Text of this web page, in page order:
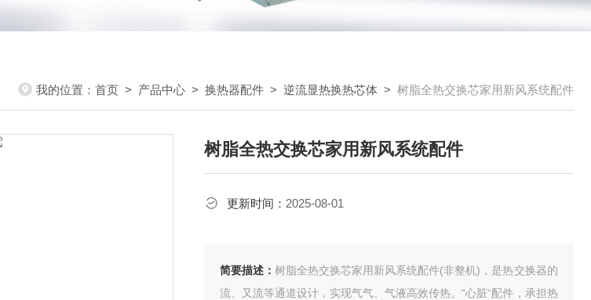
我的位置： 首页 > 产品中心 > 换热器配件 > 逆流显热换热芯体 > 树脂全热交换芯家用新风系统配件
树脂全热交换芯家用新风系统配件
更新时间： 2025-08-01
简要描述： 树脂全热交换芯家用新风系统配件(非整机)，是热交换器的
流、又流等通道设计，实现气气、气液高效传热。“心脏“配件，承担热